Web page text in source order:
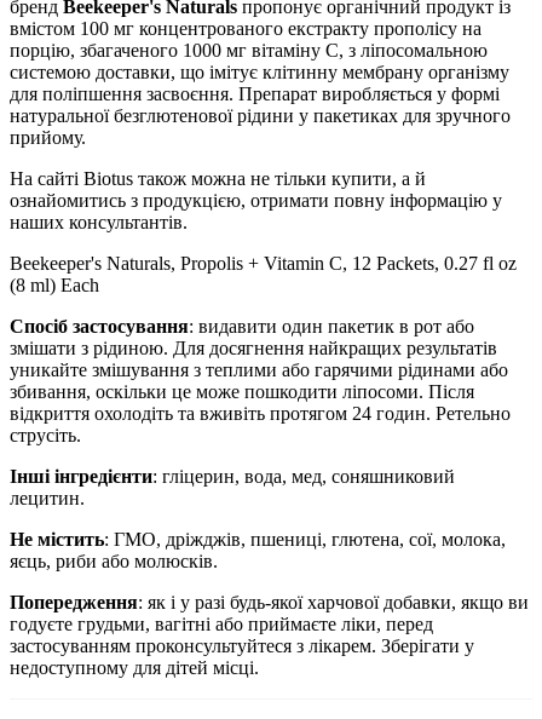
бренд Beekeeper's Naturals пропонує органічний продукт із
вмістом 100 мг концентрованого екстракту прополісу на
порцію, збагаченого 1000 мг вітаміну С, з ліпосомальною
системою доставки, що імітує клітинну мембрану організму
для поліпшення засвоєння. Препарат виробляється у формі
натуральної безглютенової рідини у пакетиках для зручного
прийому.
На сайті Biotus також можна не тільки купити, а й
ознайомитись з продукцією, отримати повну інформацію у
наших консультантів.
Beekeeper's Naturals, Propolis + Vitamin C, 12 Packets, 0.27 fl oz
(8 ml) Each
Спосіб застосування: видавити один пакетик в рот або
змішати з рідиною. Для досягнення найкращих результатів
уникайте змішування з теплими або гарячими рідинами або
збивання, оскільки це може пошкодити ліпосоми. Після
відкриття охолодіть та вживіть протягом 24 годин. Ретельно
струсіть.
Інші інгредієнти: гліцерин, вода, мед, соняшниковий
лецитин.
Не містить: ГМО, дріжджів, пшениці, глютена, сої, молока,
яєць, риби або молюсків.
Попередження: як і у разі будь-якої харчової добавки, якщо ви
годуєте грудьми, вагітні або приймаєте ліки, перед
застосуванням проконсультуйтеся з лікарем. Зберігати у
недоступному для дітей місці.